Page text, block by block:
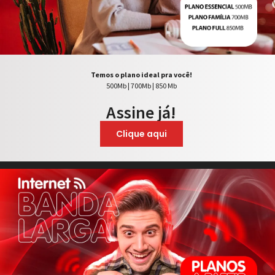
Temos o plano ideal pra você!
500Mb | 700Mb | 850 Mb
Assine já!
Clique aqui